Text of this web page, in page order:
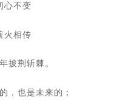
心不变
火相传
披荆斩棘。
，也是未来的；